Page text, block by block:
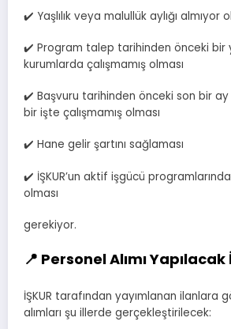
✔️ Yaşlılık veya malullük aylığı almıyor
✔️ Program talep tarihinden önceki bir
kurumlarda çalışmamış olması
✔️ Başvuru tarihinden önceki son bir ay
bir işte çalışmamış olması
✔️ Hane gelir şartını sağlaması
✔️ İŞKUR’un aktif işgücü
olması
gerekiyor.
📍 Personel Alımı Yapılacak
İŞKUR tarafından yayımlanan ilanlara
alımları şu illerde gerçekleştirilecek: